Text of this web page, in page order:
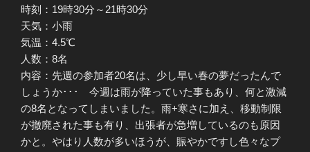
時刻：19時30分～21時30分
天気：小雨
気温：4.5℃
人数：8名
内容：先週の参加者20名は、少し早い春の夢だったんで
しょうか･･･ 今週は雨が降っていた事もあり、何と激減
の8名となってしまいました。雨+寒さに加え、移動制限
が撤廃された事も有り、出張者が急増しているのも原因
かと。やはり人数が多いほうが、賑やかですし色々なプ